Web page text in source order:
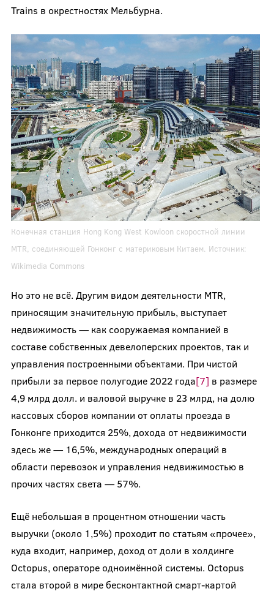
Trains в окрестностях Мельбурна.
Конечная станция Hong Kong West Kowloon скоростной линии
MTR, соединяющей Гонконг с материковым Китаем. Источник:
Wikimedia Commons
Но это не всё. Другим видом деятельности MTR,
приносящим значительную прибыль, выступает
недвижимость — как сооружаемая компанией в
составе собственных девелоперских проектов, так и
управления построенными объектами. При чистой
прибыли за первое полугодие 2022 года[7] в размере
4,9 млрд долл. и валовой выручке в 23 млрд, на долю
кассовых сборов компании от оплаты проезда в
Гонконге приходится 25%, дохода от недвижимости
здесь же — 16,5%, международных операций в
области перевозок и управления недвижимостью в
прочих частях света — 57%.
Ещё небольшая в процентном отношении часть
выручки (около 1,5%) проходит по статьям «прочее»,
куда входит, например, доход от доли в холдинге
Octopus, операторе одноимённой системы. Octopus
стала второй в мире бесконтактной смарт-картой